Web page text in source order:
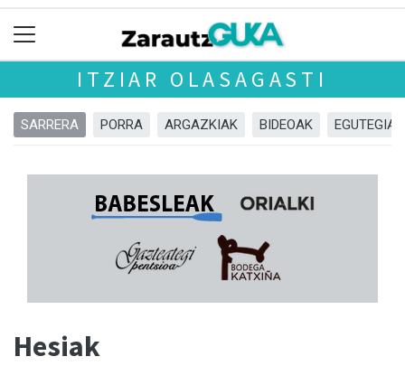
ITZIAR OLASAGASTI
SARRERA PORRA ARGAZKIAK BIDEOAK EGUTEGIA
Hesiak